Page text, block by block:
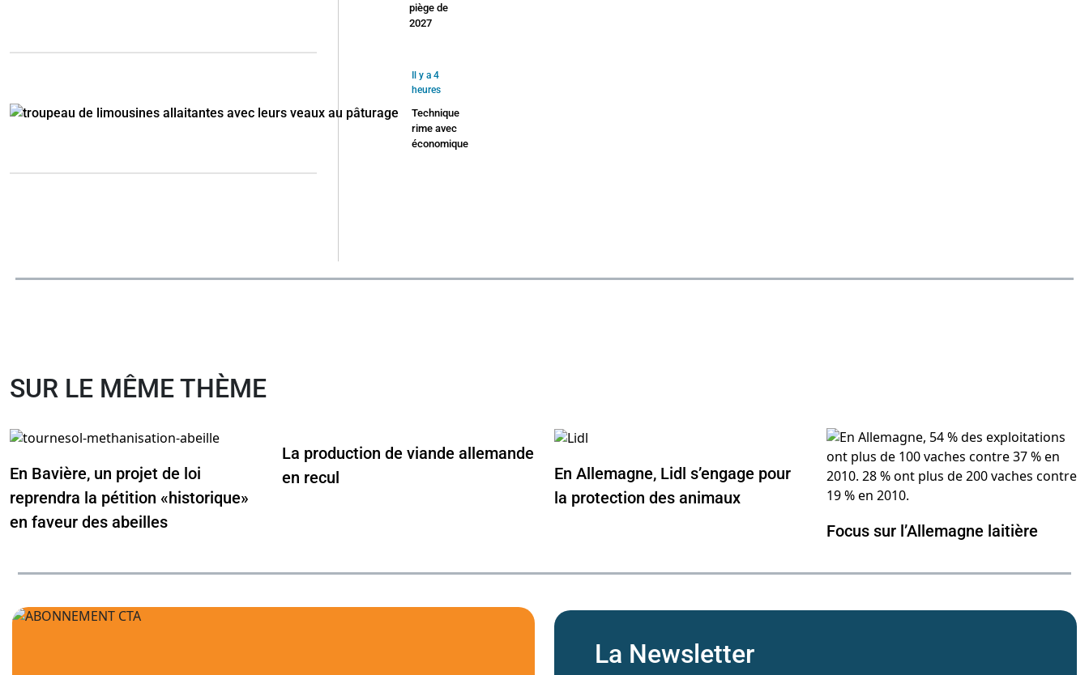
piège de
2027
Il y a 4
heures
Technique
rime avec
économique
SUR LE MÊME THÈME
En Bavière, un projet de loi
reprendra la pétition «historique»
en faveur des abeilles
La production de viande allemande
en recul
En Allemagne, Lidl s’engage pour
la protection des animaux
Focus sur l’Allemagne laitière
La Newsletter